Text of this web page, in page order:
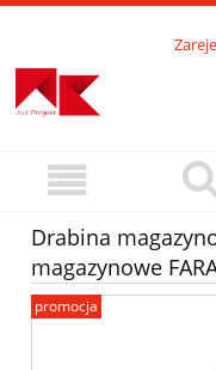
Drabina
magazynowe
promocja